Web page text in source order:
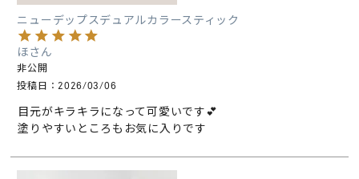
ニューデップスデュアルカラースティック
ほ
非公開
投稿日
2026/03/06
目元がキラキラになって可愛いです💕
塗りやすいところもお気に入りです